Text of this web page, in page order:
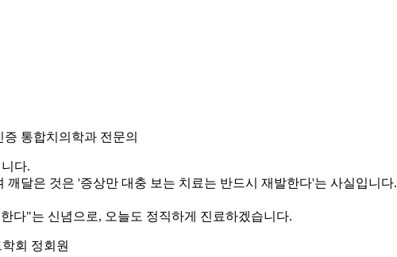
증 통합치의학과 전문의
다.
깨달은 것은 '증상만 대충 보는 치료는 반드시 재발한다'는 사실입니다.
다"는 신념으로, 오늘도 정직하게 진료하겠습니다.
회 정회원